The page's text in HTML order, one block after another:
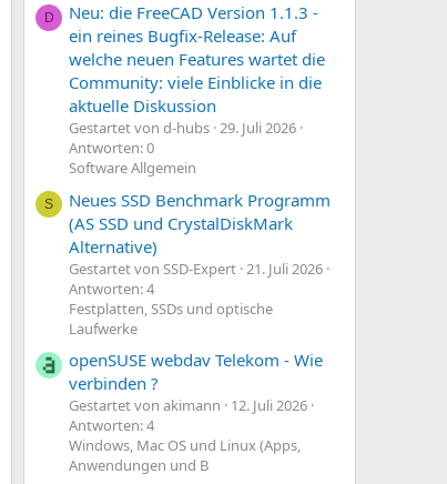
D
Neu: die FreeCAD Version 1.1.3 -
ein reines Bugfix-Release: Auf
welche neuen Features wartet die
Community: viele Einblicke in die
aktuelle Diskussion
Gestartet von d-hubs 29. Juli 2026
Antworten: 0
Software Allgemein
S
Neues SSD Benchmark Programm
(AS SSD und CrystalDiskMark
Alternative)
Gestartet von SSD-Expert 21. Juli 2026
Antworten: 4
Festplatten, SSDs und optische
Laufwerke
openSUSE webdav Telekom - Wie
verbinden ?
Gestartet von akimann
12. Juli 2026
Antworten: 4
Windows, Mac OS und Linux (Apps,
Anwendungen und B